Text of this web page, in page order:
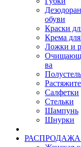
обуви
Краски
Крема
Ложки и
ва
Салфетки
Стельки
Шампунь
Шнурки